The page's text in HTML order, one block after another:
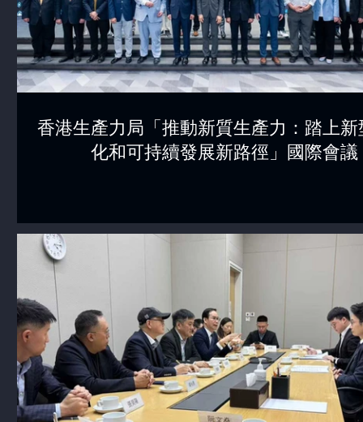
香港生產力局「推動新質生產力：踏上新
化和可持續發展新路徑」國際會議